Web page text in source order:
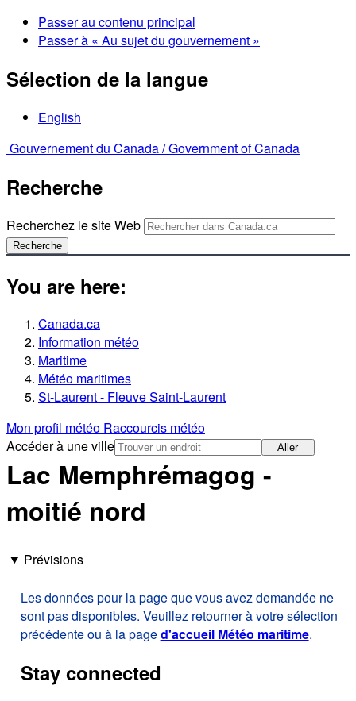
Passer au contenu principal
Passer à « Au sujet du gouvernement »
Sélection de la langue
English
Gouvernement du Canada /Government of Canada
Recherche
Recherchez le site Web
Recherche
You are here:
Canada.ca
Information météo
Maritime
Météo maritimes
St-Laurent - Fleuve Saint-Laurent
Mon profil météo Raccourcis météo
Accéder à une ville
Aller
Lac Memphrémagog -
moitié nord
Prévisions
Les données pour la page que vous avez demandée ne
sont pas disponibles. Veuillez retourner à votre sélection
précédente ou à la paged'accueil Météo maritime.
Stay connected